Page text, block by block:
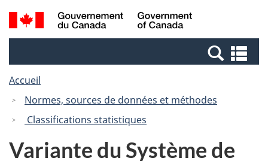
Passer
au
Passer
à
Canada
Recherche
et
et
Accueil
Normes, sources de données et méthodes
Classifications statistiques
Variante du Système de